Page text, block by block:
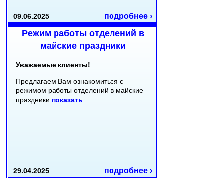
09.06.2025 подробнее ›
Режим работы отделений в
майские праздники
Уважаемые клиенты!
Предлагаем Вам ознакомиться с
режимом работы отделений в майские
праздники показать
29.04.2025 подробнее ›